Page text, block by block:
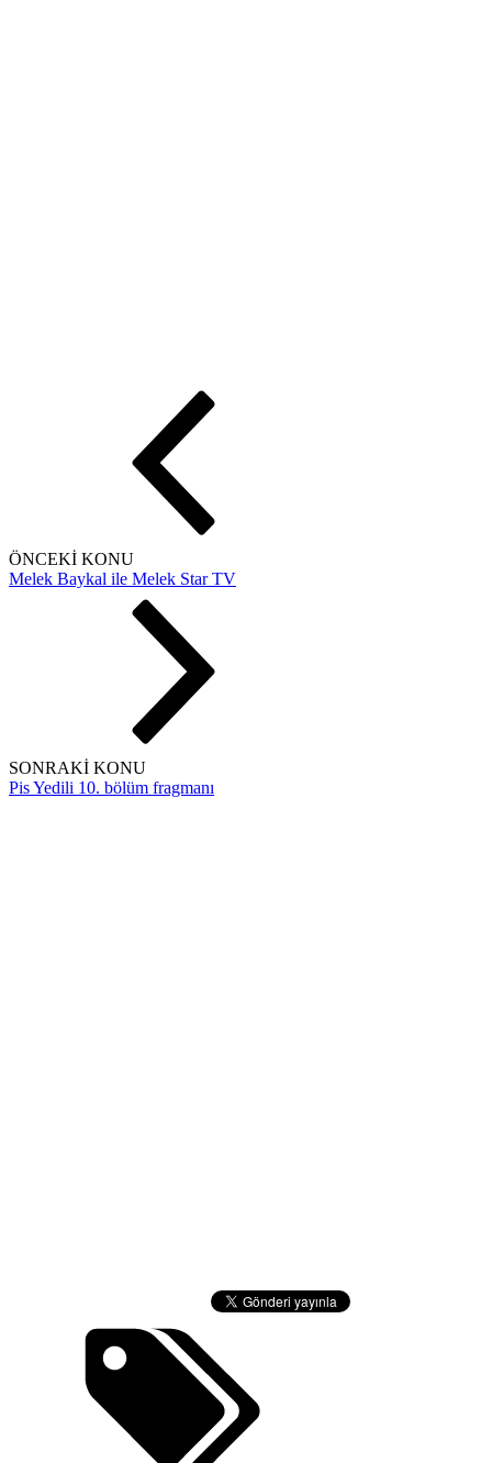
ÖNCEKİ KONU
Melek Baykal ile Melek Star TV
SONRAKİ KONU
Pis Yedili 10. bölüm fragmanı